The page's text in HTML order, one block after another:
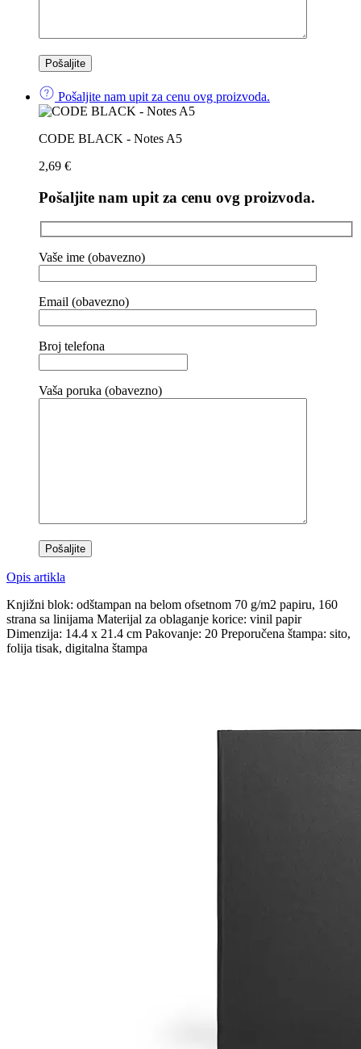
Pošaljite nam upit za cenu ovg proizvoda.
CODE BLACK - Notes A5
2,69 €
Pošaljite nam upit za cenu ovg proizvoda.
Vaše ime (obavezno)
Email (obavezno)
Broj telefona
Vaša poruka (obavezno)
Opis artikla
Knjižni blok: odštampan na belom ofsetnom 70 g/m2 papiru, 160
strana sa linijama Materijal za oblaganje korice: vinil papir
Dimenzija: 14.4 x 21.4 cm Pakovanje: 20 Preporučena štampa: sito,
folija tisak, digitalna štampa